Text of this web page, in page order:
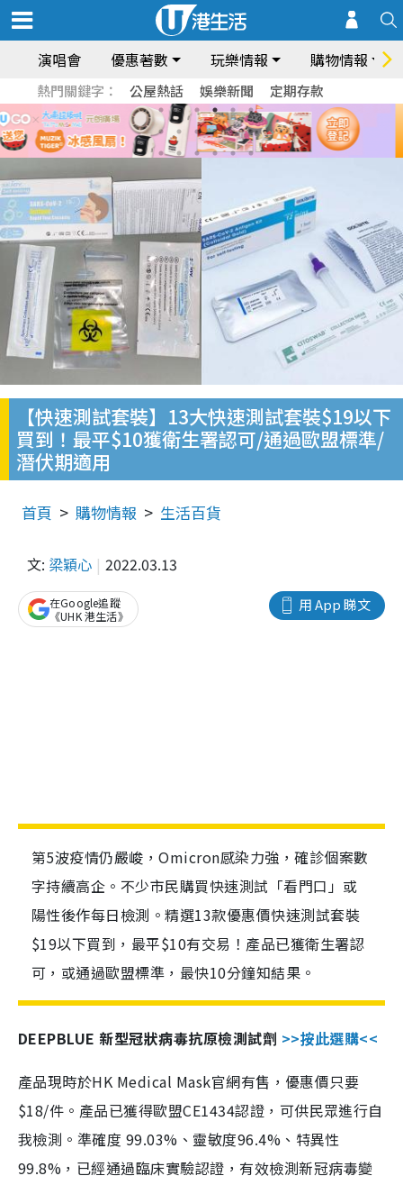
演唱會 優惠著數 玩樂情報 購物情報
熱門關鍵字： 公屋熱話 娛樂新聞 定期存款
【快速測試套裝】13大快速測試套裝$19以下
買到！最平$10獲衛生署認可/通過歐盟標準/
潛伏期適用
首頁 購物情報 生活百貨
文: 梁穎心 2022.03.13
用 App 睇文
在Google追蹤
《UHK 港生活》
第5波疫情仍嚴峻，Omicron感染力強，確診個案數
字持續高企。不少市民購買快速測試「看門口」或
陽性後作每日檢測。精選13款優惠價快速測試套裝
$19以下買到，最平$10有交易！產品已獲衛生署認
可，或通過歐盟標準，最快10分鐘知結果。
DEEPBLUE 新型冠狀病毒抗原檢測試劑 >>按此選購<<
產品現時於HK Medical Mask官網有售，優惠價只要
$18/件。產品已獲得歐盟CE1434認證，可供民眾進行自
我檢測。準確度 99.03%、靈敏度96.4%、特異性
99.8%，已經通過臨床實驗認證，有效檢測新冠病毒變